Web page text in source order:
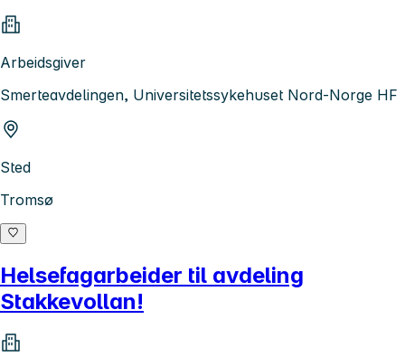
Arbeidsgiver
Smerteavdelingen, Universitetssykehuset Nord-Norge HF
Sted
Tromsø
Helsefagarbeider til avdeling
Stakkevollan!